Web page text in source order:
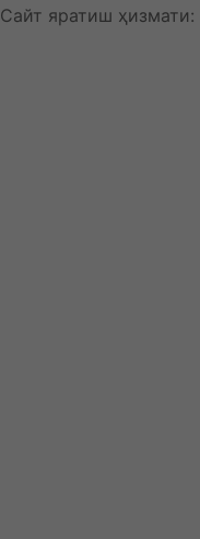
Сайт яратиш ҳизмати: